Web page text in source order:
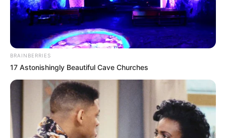
BRAINBERRIES
17 Astonishingly Beautiful Cave Churches